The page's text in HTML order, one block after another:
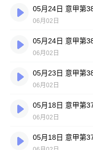
05月24日 意甲第
06月02日
05月24日 意甲第
06月02日
05月23日 意甲第
06月02日
05月18日 意甲第
06月02日
05月18日 意甲第